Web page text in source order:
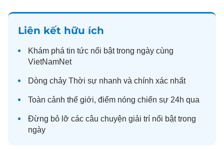
Liên kết hữu ích
Khám phá tin tức nổi bật trong ngày cùng
VietNamNet
Dòng chảy Thời sự nhanh và chính xác nhất
Toàn cảnh thế giới, điểm nóng chiến sự 24h qua
Đừng bỏ lỡ các câu chuyện giải trí nổi bật trong
ngày